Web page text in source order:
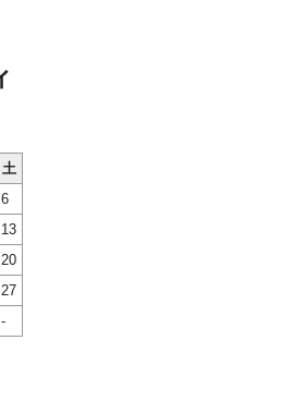
土
6
13
20
27
-